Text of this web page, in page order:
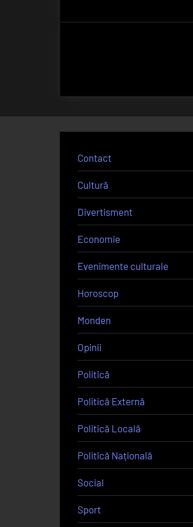
Contact
Cultură
Divertisment
Economie
Evenimente culturale
Horoscop
Monden
Opinii
Politică
Politică Externă
Politică Locală
Politică Națională
Social
Sport